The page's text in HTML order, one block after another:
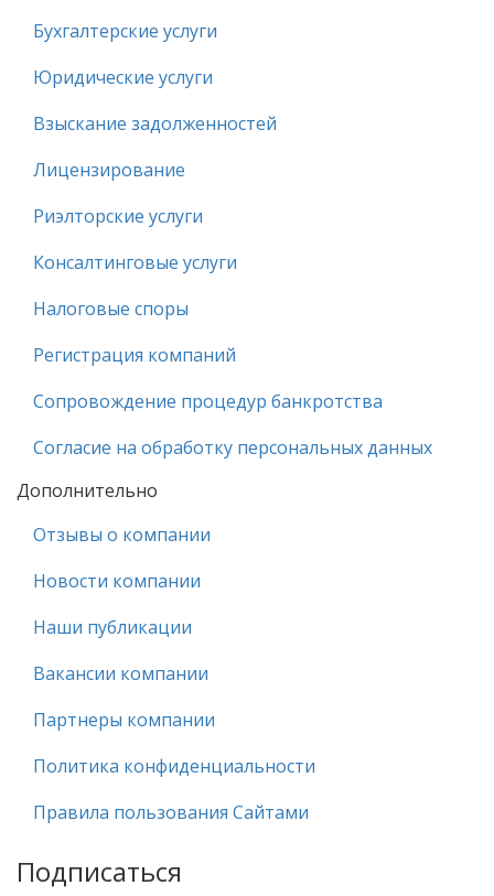
Директор ООО ТК
«Логистик» Вьюшков
В.М.
Бухгалтерские услуги
Юридические услуги
Взыскание задолженностей
Лицензирование
Риэлторские услуги
Консалтинговые услуги
Налоговые споры
Регистрация компаний
Сопровождение процедур банкротства
Согласие на обработку персональных данных
Дополнительно
Отзывы о компании
Новости компании
Наши публикации
Вакансии компании
Партнеры компании
Политика конфиденциальности
Правила пользования Сайтами
Подписаться